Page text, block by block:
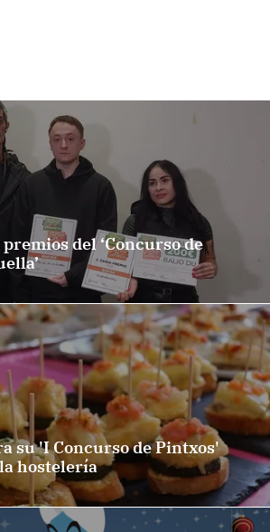
del ‘Concurso de
su 'I Concurso de Pintxos'
hostelería